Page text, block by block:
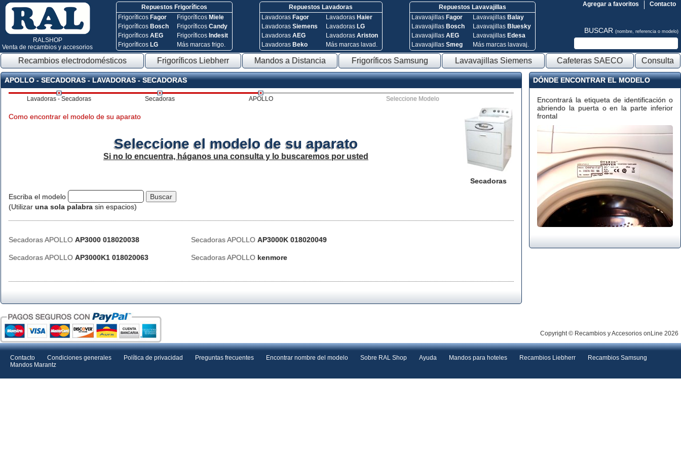
RALSHOP
Venta de recambios y accesorios
Repuestos Frigoríficos
Frigoríficos Fagor
Frigoríficos Bosch
FrigoríficosAEG
Frigoríficos LG
Frigoríficos Miele
FrigoríficosCandy
Frigoríficos Indesit
Más marcas frigo.
Repuestos Lavadoras
Lavadoras Fagor
Lavadoras Siemens
Lavadoras AEG
Lavadoras Beko
Lavadoras Haier
Lavadoras LG
Lavadoras Ariston
Más marcas lavad.
Repuestos Lavavajillas
Lavavajillas Fagor
Lavavajillas Bosch
Lavavajillas AEG
Lavavajillas Smeg
Lavavajillas Balay
Lavavajillas Bluesky
Lavavajillas Edesa
Más marcas lavavaj.
Contacto
Agregar a favoritos
BUSCAR (nombre, referencia o modelo)
Recambios electrodomésticos Frigoríficos Liebherr Mandos a Distancia Frigoríficos Samsung Lavavajillas Siemens Cafeteras SAECO Consulta
APOLLO - SECADORAS - LAVADORAS - SECADORAS
Lavadoras - Secadoras Secadoras APOLLO Seleccione Modelo
Secadoras
Como encontrar el modelo de su aparato
Seleccione el modelo de su aparato
Si no lo encuentra, háganos una consulta y lo buscaremos por usted
Escriba el modelo
(Utilizar una sola palabra sin espacios)
Secadoras APOLLO AP3000 018020038 Secadoras APOLLO AP3000K 018020049
Secadoras APOLLO AP3000K1 018020063 Secadoras APOLLO kenmore
DÓNDE ENCONTRAR EL MODELO
Encontrará la etiqueta de identificación o
abriendo la puerta o en la parte inferior
frontal
Copyright © Recambios y Accesorios onLine 2026
Contacto Condiciones generales Política de privacidad Preguntas frecuentes Encontrar nombre del modelo Sobre RAL Shop Ayuda Mandos para hoteles Recambios Liebherr
Recambios Samsung
Mandos Marantz